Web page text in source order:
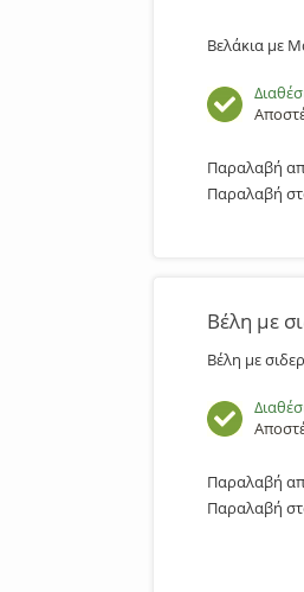
Βελάκια με
Παραλαβή
Παραλαβή
Βέλη με
Βέλη με
Παραλαβή
Παραλαβή